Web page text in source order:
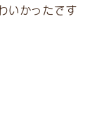
いかったです